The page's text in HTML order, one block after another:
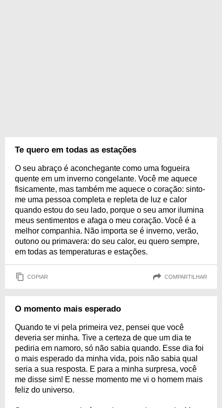
Te quero em todas as estações
O seu abraço é aconchegante como uma fogueira
quente em um inverno congelante. Você me aquece
fisicamente, mas também me aquece o coração: sinto-
me uma pessoa completa e repleta de luz e calor
quando estou do seu lado, porque o seu amor ilumina
meus sentimentos e afaga o meu coração. Você é a
melhor companhia. Não importa se é inverno, verão,
outono ou primavera: do seu calor, eu quero sempre,
em todas as temperaturas e estações.
COPIAR COMPARTILHAR
O momento mais esperado
Quando te vi pela primeira vez, pensei que você
deveria ser minha. Tive a certeza de que um dia te
pediria em namoro, só não sabia quando. Esse dia foi
o mais esperado da minha vida, pois não sabia qual
seria a sua resposta. E para a minha surpresa, você
me disse sim! E nesse momento me vi o homem mais
feliz do universo.